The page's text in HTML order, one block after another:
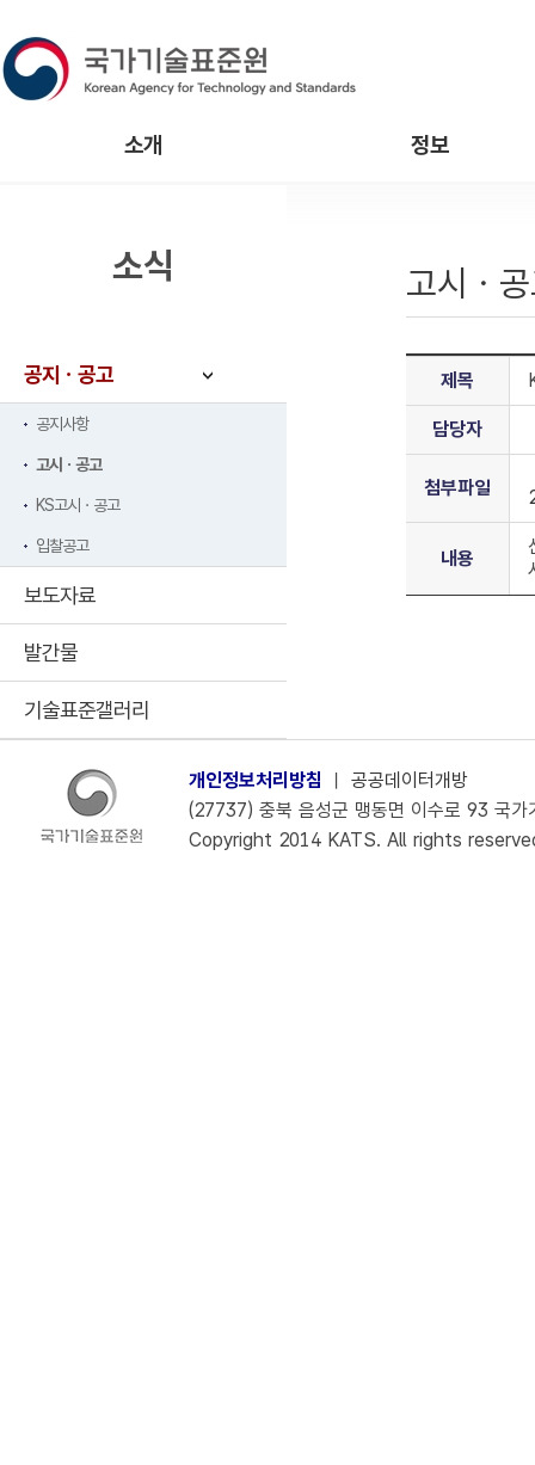
소개 정보
고시ㆍ
제목
담당자
첨부파일
내용
소식
공지ㆍ공고
공지사항
고시ㆍ공고
KS고시ㆍ공고
입찰공고
보도자료
발간물
기술표준갤러리
개인정보처리방침 ㅣ 공공데이터개방
(27737) 충북 음성군 맹동면 이수로 93 국
Copyright 2014 KATS. All rights